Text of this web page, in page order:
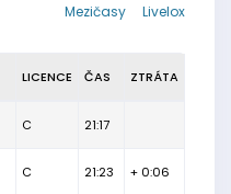
Livelox
Mezičasy
LICENCE ČAS ZTRÁTA
C 21:17
C 21:23 + 0:06